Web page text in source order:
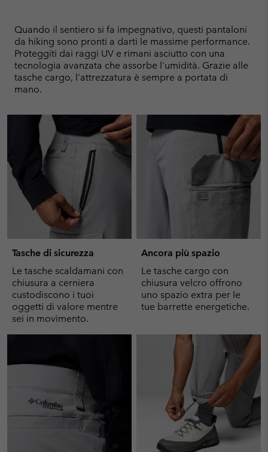
Quando il sentiero si fa impegnativo, questi pantaloni
da hiking sono pronti a darti le massime performance.
Proteggiti dai raggi UV e rimani asciutto con una
tecnologia avanzata che assorbe l'umidità. Grazie alle
tasche cargo, l'attrezzatura è sempre a portata di
mano.
Tasche di sicurezza
Le tasche scaldamani con
chiusura a cerniera
custodiscono i tuoi
oggetti di valore mentre
sei in movimento.
Ancora più spazio
Le tasche cargo con
chiusura velcro offrono
uno spazio extra per le
tue barrette energetiche.